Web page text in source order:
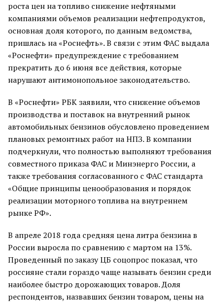
роста цен на топливо снижение нефтяными
компаниями объемов реализации нефтепродуктов,
основная доля которого, по данным ведомства,
пришлась на «Роснефть». В связи с этим ФАС выдала
«Роснефти» предупреждение с требованием
прекратить до 6 июня все действия, которые
нарушают антимонопольное законодательство.
В «Роснефти» РБК заявили, что снижение объемов
производства и поставок на внутренний рынок
автомобильных бензинов обусловлено проведением
плановых ремонтных работ на НПЗ. В компании
подчеркнули, что полностью выполняют требования
совместного приказа ФАС и Минэнерго России, а
также требования согласованного с ФАС стандарта
«Общие принципы ценообразования и порядок
реализации моторного топлива на внутреннем
рынке РФ».
В апреле 2018 года средняя цена литра бензина в
России выросла по сравнению с мартом на 13%.
Проведенный по заказу ЦБ соцопрос показал, что
россияне стали гораздо чаще называть бензин среди
наиболее быстро дорожающих товаров. Доля
респондентов, назвавших бензин товаром, цены на